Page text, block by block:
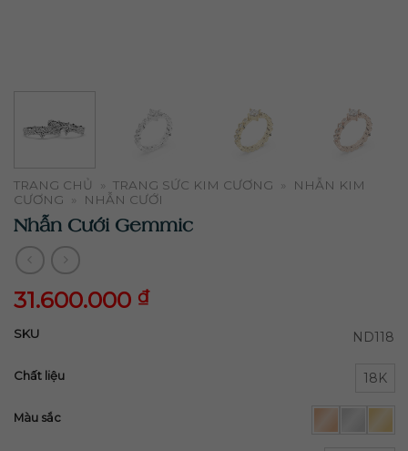
TRANG CHỦ » TRANG SỨC KIM CƯƠNG »
NHẪN KIM
CƯƠNG
» NHẪN CƯỚI
Nhẫn Cưới Gemmic
31.600.000 ₫
31.600.000
SKU ND118
Chất liệu 18K
Màu sắc